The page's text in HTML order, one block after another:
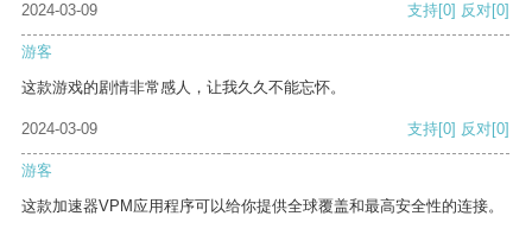
2024-03-09 支持[0] 反对[0]
游客
这款游戏的剧情非常感人，让我久久不能忘怀。
2024-03-09 支持[0] 反对[0]
游客
这款加速器VPM应用程序可以给你提供全球覆盖和最高安全性的连接。